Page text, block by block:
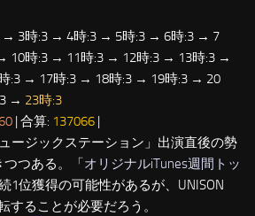
→ 3時:3 → 4時:3 → 5時:3 → 6時:3 → 7
10時:3 → 11時:3 → 12時:3 → 13時:3 →
:3 → 17時:3 → 18時:3 → 19時:3 → 20
→ 23時:3
| 合算: 137066 |
ージックステーション」出演直後の勢
つある。「オリジナルiTunes週間トッ
1位獲得の可能性があるが、UNISON
することが必要だろう。